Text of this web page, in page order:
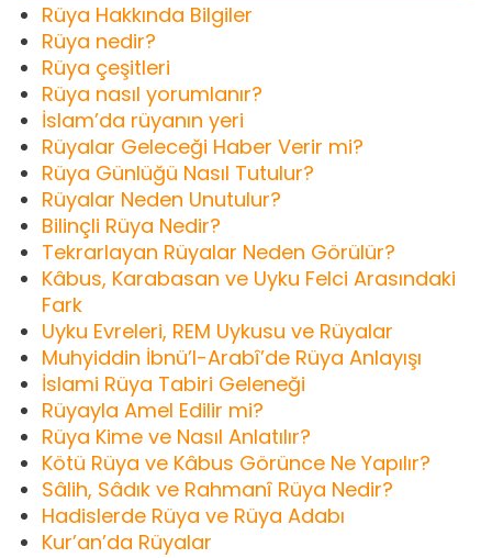
Rüya Hakkında Bilgiler
Rüya nedir?
Rüya çeşitleri
Rüya nasıl yorumlanır?
İslam’da rüyanın yeri
Rüyalar Geleceği Haber Verir mi?
Rüya Günlüğü Nasıl Tutulur?
Rüyalar Neden Unutulur?
Bilinçli Rüya Nedir?
Tekrarlayan Rüyalar Neden Görülür?
Kâbus, Karabasan ve Uyku Felci Arasındaki
Fark
Uyku Evreleri, REM Uykusu ve Rüyalar
Muhyiddin İbnü’l-Arabî’de Rüya Anlayışı
İslami Rüya Tabiri Geleneği
Rüyayla Amel Edilir mi?
Rüya Kime ve Nasıl Anlatılır?
Kötü Rüya ve Kâbus Görünce Ne Yapılır?
Sâlih, Sâdık ve Rahmanî Rüya Nedir?
Hadislerde Rüya ve Rüya Adabı
Kur’an’da Rüyalar